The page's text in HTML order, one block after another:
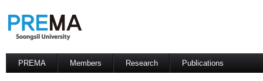
PREMA Members Research Publications